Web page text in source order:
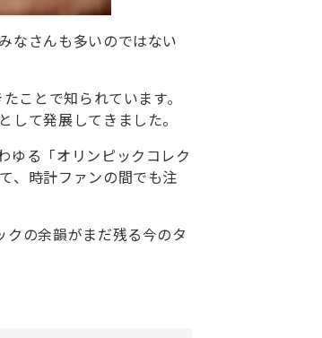
なさんも多いのではない
ことで知られています。
て発展してきました。
ゆる「オリンピックコレク
、時計ファンの間でも注
の余韻がまだ残る今のタ